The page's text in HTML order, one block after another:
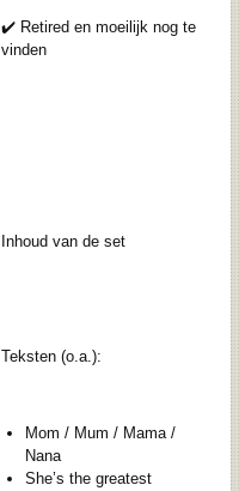
✔️ Retired en moeilijk nog te
vinden
Inhoud van de set
Teksten (o.a.):
Mom / Mum / Mama /
Nana
She’s the greatest